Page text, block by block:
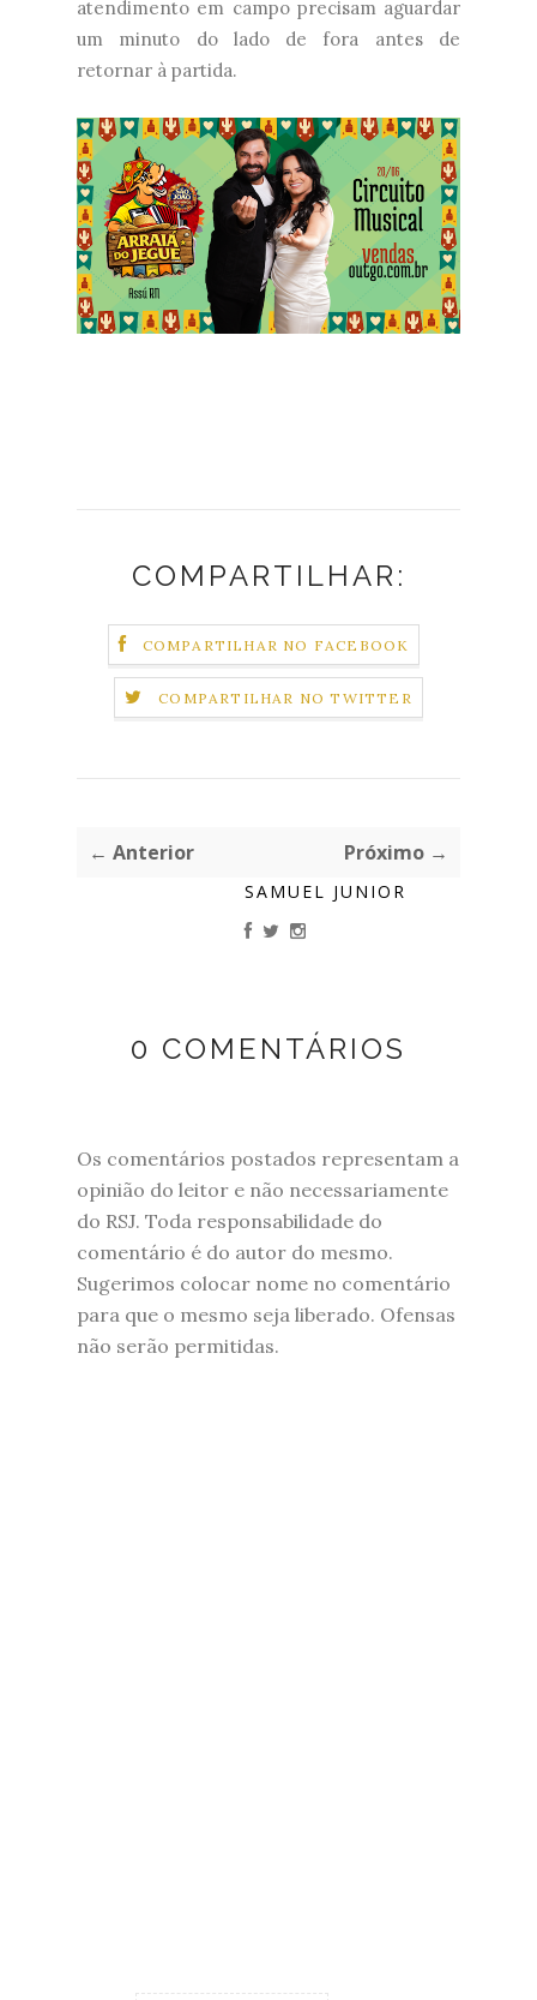
atendimento em campo precisam aguardar
um minuto do lado de fora antes de
retornar à partida.
COMPARTILHAR:
COMPARTILHAR NO FACEBOOK
COMPARTILHAR NO TWITTER
← Anterior Próximo →
SAMUEL JUNIOR
0 COMENTÁRIOS
Os comentários postados representam a
opinião do leitor e não necessariamente
do RSJ. Toda responsabilidade do
comentário é do autor do mesmo.
Sugerimos colocar nome no comentário
para que o mesmo seja liberado. Ofensas
não serão permitidas.